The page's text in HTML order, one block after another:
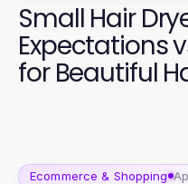
Small Hair
Expectations
for Beautiful
Ecommerce & Shopping